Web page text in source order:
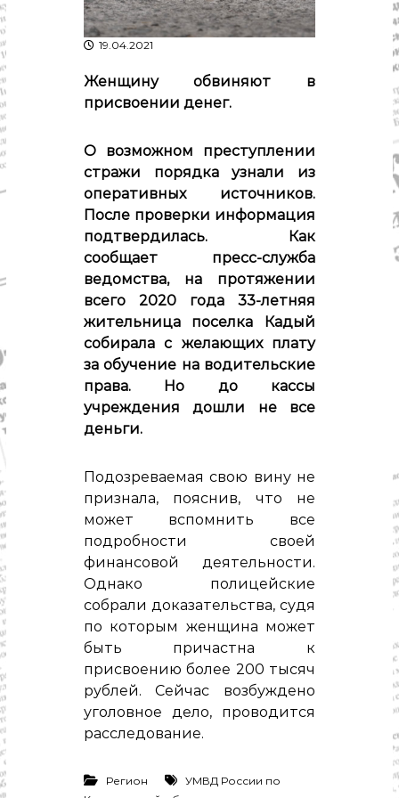
р
а
д
а
"
К
о
р
м
К
о
р
о
к
о
й
б
л
т
о
в
с
и
о
л
т
и
к
,
э
н
19.04.2021
Женщину обвиняют в
присвоении денег.
О возможном преступлении
стражи порядка узнали из
оперативных источников.
После проверки информация
подтвердилась. Как
сообщает пресс-служба
ведомства, на протяжении
всего 2020 года 33-летняя
жительница поселка Кадый
собирала с желающих плату
за обучение на водительские
права. Но до кассы
учреждения дошли не все
деньги.
Подозреваемая свою вину не
признала, пояснив, что не
может вспомнить все
подробности своей
финансовой деятельности.
Однако полицейские
собрали доказательства, судя
по которым женщина может
быть причастна к
присвоению более 200 тысяч
рублей. Сейчас возбуждено
уголовное дело, проводится
расследование.
Регион
УМВД России по